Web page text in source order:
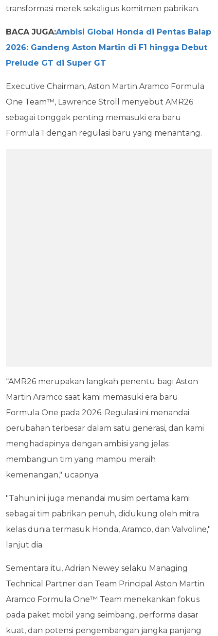
transformasi merek sekaligus komitmen pabrikan.
BACA JUGA:Ambisi Global Honda di Pentas Balap
2026: Gandeng Aston Martin di F1 hingga Debut
Prelude GT di Super GT
Executive Chairman, Aston Martin Aramco Formula
One Team™, Lawrence Stroll menyebut AMR26
sebagai tonggak penting memasuki era baru
Formula 1 dengan regulasi baru yang menantang.
“AMR26 merupakan langkah penentu bagi Aston
Martin Aramco saat kami memasuki era baru
Formula One pada 2026. Regulasi ini menandai
perubahan terbesar dalam satu generasi, dan kami
menghadapinya dengan ambisi yang jelas:
membangun tim yang mampu meraih
kemenangan," ucapnya.
"Tahun ini juga menandai musim pertama kami
sebagai tim pabrikan penuh, didukung oleh mitra
kelas dunia termasuk Honda, Aramco, dan Valvoline,"
lanjut dia.
Sementara itu, Adrian Newey selaku Managing
Technical Partner dan Team Principal Aston Martin
Aramco Formula One™ Team menekankan fokus
pada paket mobil yang seimbang, performa dasar
kuat, dan potensi pengembangan jangka panjang